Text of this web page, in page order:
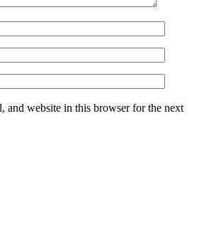
and website in this browser for the next